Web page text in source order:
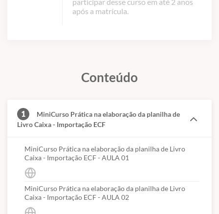
após a matrícula.
Conteúdo
1
MiniCurso Prática na elaboração da planilha de
Livro Caixa - Importação ECF
MiniCurso Prática na elaboração da planilha de Livro
Caixa - Importação ECF - AULA 01
MiniCurso Prática na elaboração da planilha de Livro
Caixa - Importação ECF - AULA 02